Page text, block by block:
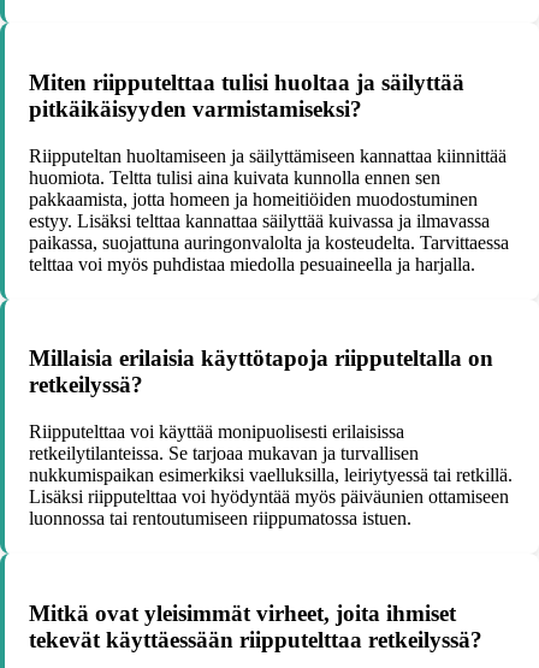
Miten riipputelttaa tulisi huoltaa ja säilyttää
pitkäikäisyyden varmistamiseksi?
Riipputeltan huoltamiseen ja säilyttämiseen kannattaa kiinnittää
huomiota. Teltta tulisi aina kuivata kunnolla ennen sen
pakkaamista, jotta homeen ja homeitiöiden muodostuminen
estyy. Lisäksi telttaa kannattaa säilyttää kuivassa ja ilmavassa
paikassa, suojattuna auringonvalolta ja kosteudelta. Tarvittaessa
telttaa voi myös puhdistaa miedolla pesuaineella ja harjalla.
Millaisia erilaisia käyttötapoja riipputeltalla on
retkeilyssä?
Riipputelttaa voi käyttää monipuolisesti erilaisissa
retkeilytilanteissa. Se tarjoaa mukavan ja turvallisen
nukkumispaikan esimerkiksi vaelluksilla, leiriytyessä tai retkillä.
Lisäksi riipputelttaa voi hyödyntää myös päiväunien ottamiseen
luonnossa tai rentoutumiseen riippumatossa istuen.
Mitkä ovat yleisimmät virheet, joita ihmiset
tekevät käyttäessään riipputelttaa retkeilyssä?